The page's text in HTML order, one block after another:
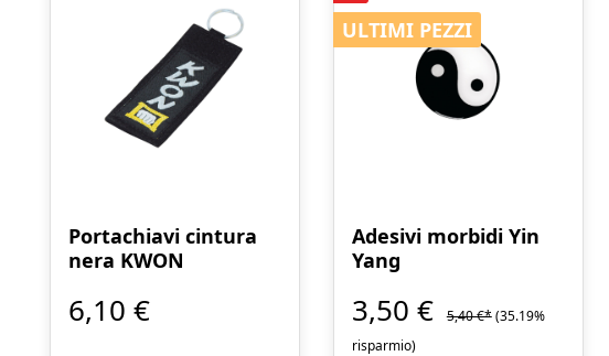
Portachiavi cintura
nera KWON
6,10 €
ULTIMI PEZZI
ULTIMI PEZZI
Adesivi morbidi Yin
Yang
3,50 € 5,40 €*(35.19%
risparmio)